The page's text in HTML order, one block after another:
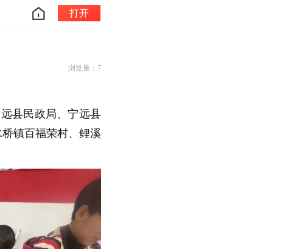
打开
浏览量：7
县民政局、宁远县
镇百福荣村、鲤溪